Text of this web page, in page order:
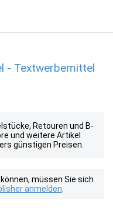
- Textwerbemittel
Retouren und B-
und weitere Artikel
günstigen Preisen.
müssen Sie sich
anmelden